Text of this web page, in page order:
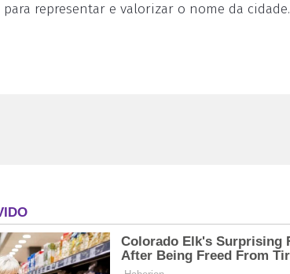
representar e valorizar o nome da cidade.